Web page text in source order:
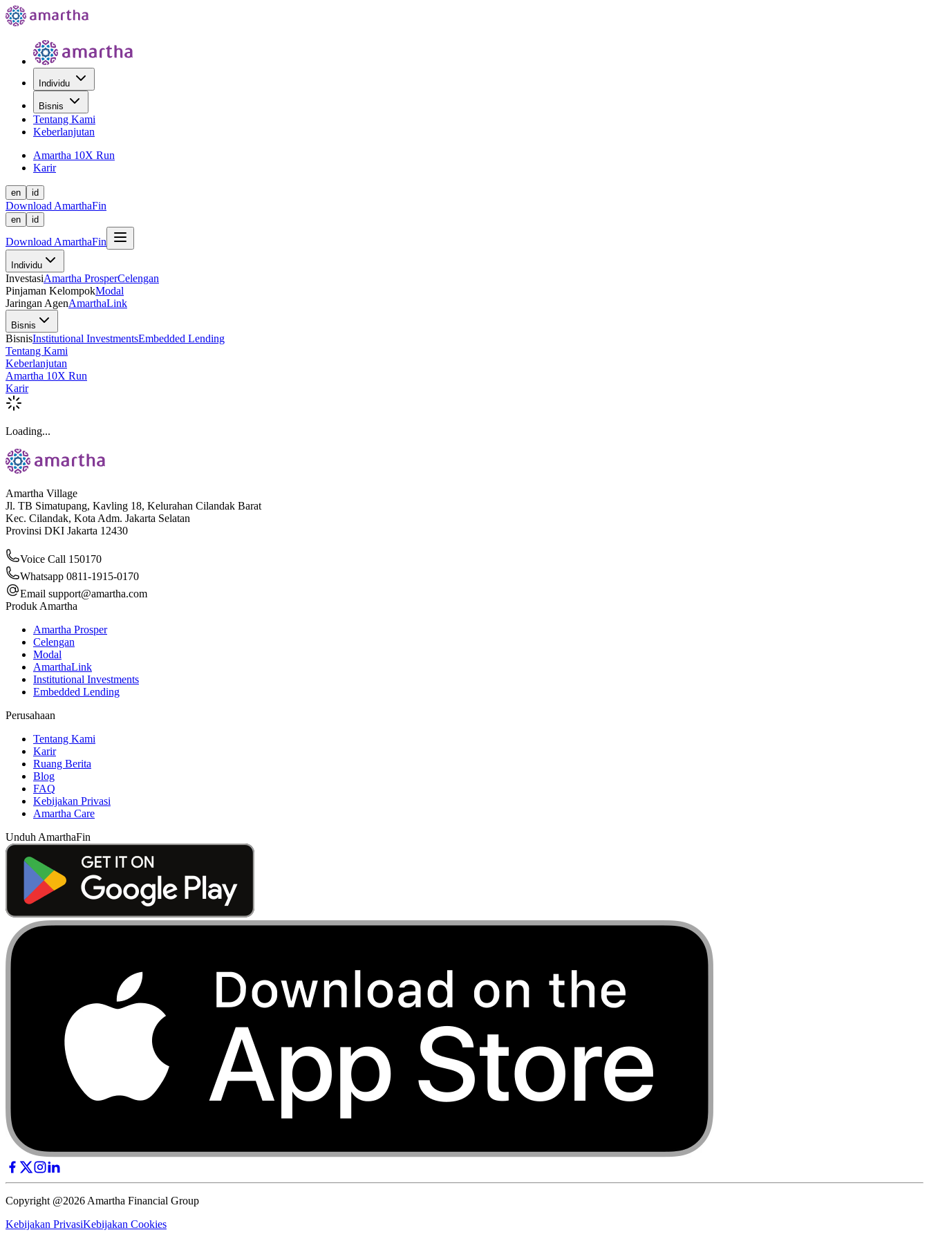
Individu
Bisnis
Tentang Kami
Keberlanjutan
Amartha 10X Run
Karir
en id
Download AmarthaFin
en id
Download AmarthaFin
Individu
InvestasiAmartha ProsperCelengan
Pinjaman KelompokModal
Jaringan AgenAmarthaLink
Bisnis
BisnisInstitutional InvestmentsEmbedded Lending
Tentang Kami
Keberlanjutan
Amartha 10X Run
Karir
Loading...
Amartha Village
Jl. TB Simatupang, Kavling 18, Kelurahan Cilandak Barat
Kec. Cilandak, Kota Adm. Jakarta Selatan
Provinsi DKI Jakarta 12430
Voice Call 150170
Whatsapp 0811-1915-0170
Email support@amartha.com
Produk Amartha
Amartha Prosper
Celengan
Modal
AmarthaLink
Institutional Investments
Embedded Lending
Perusahaan
Tentang Kami
Karir
Ruang Berita
Blog
FAQ
Kebijakan Privasi
Amartha Care
Unduh AmarthaFin
Copyright @2026 Amartha Financial Group
Kebijakan PrivasiKebijakan Cookies